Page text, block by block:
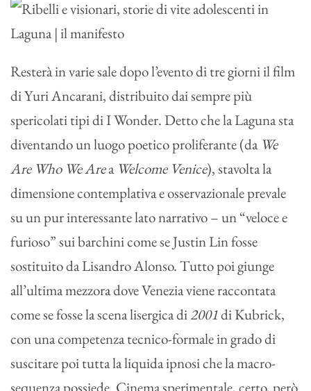
Resterà in varie sale dopo l’evento di tre giorni il film
di Yuri Ancarani, distribuito dai sempre più
spericolati tipi di I Wonder. Detto che la Laguna sta
diventando un luogo poetico proliferante (da We
Are Who We Area Welcome Venice), stavolta la
dimensione contemplativa e osservazionale prevale
su un pur interessante lato narrativo – un “veloce e
furioso” sui barchini come se Justin Lin fosse
sostituito da Lisandro Alonso. Tutto poi giunge
all’ultima mezzora dove Venezia viene raccontata
come se fosse la scena lisergica di2001di Kubrick,
con una competenza tecnico-formale in grado di
suscitare poi tutta la liquida ipnosi che la macro-
sequenza possiede. Cinema sperimentale, certo, però